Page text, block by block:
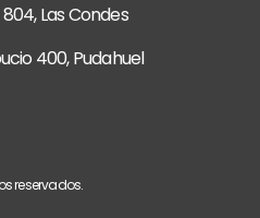
804, Las Condes
400, Pudahuel
reservados.